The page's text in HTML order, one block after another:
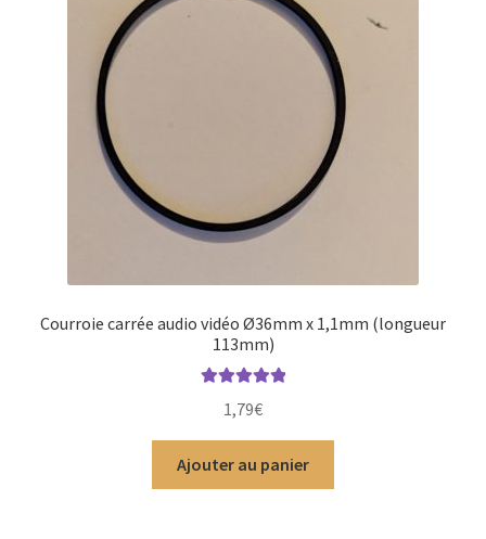
Courroie carrée audio vidéo Ø36mm x 1,1mm (longueur
113mm)
1,79€
Ajouter au panier